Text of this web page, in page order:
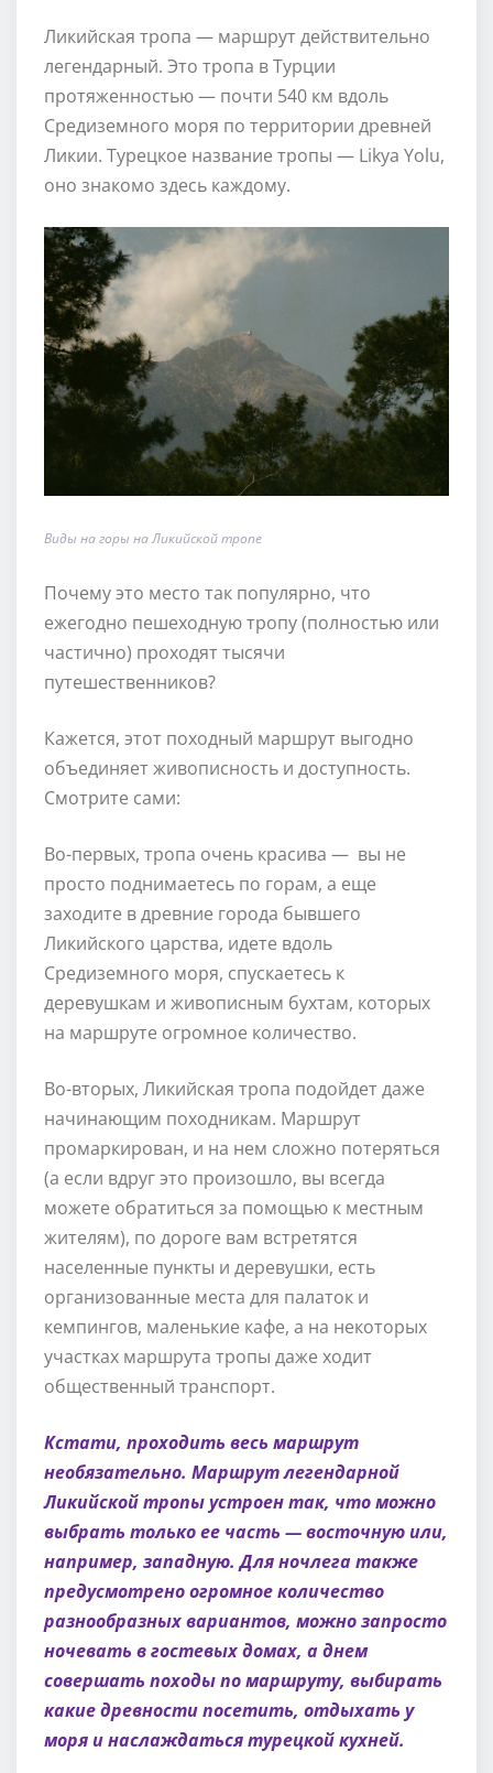
Ликийская тропа — маршрут действительно
легендарный. Это тропа в Турции
протяженностью — почти 540 км вдоль
Средиземного моря по территории древней
Ликии. Турецкое название тропы — Likya Yolu,
оно знакомо здесь каждому.
Виды на горы на Ликийской тропе
Почему это место так популярно, что
ежегодно пешеходную тропу (полностью или
частично) проходят тысячи
путешественников?
Кажется, этот походный маршрут выгодно
объединяет живописность и доступность.
Смотрите сами:
Во-первых, тропа очень красива — вы не
просто поднимаетесь по горам, а еще
заходите в древние города бывшего
Ликийского царства, идете вдоль
Средиземного моря, спускаетесь к
деревушкам и живописным бухтам, которых
на маршруте огромное количество.
Во-вторых, Ликийская тропа подойдет даже
начинающим походникам. Маршрут
промаркирован, и на нем сложно потеряться
(а если вдруг это произошло, вы всегда
можете обратиться за помощью к местным
жителям), по дороге вам встретятся
населенные пункты и деревушки, есть
организованные места для палаток и
кемпингов, маленькие кафе, а на некоторых
участках маршрута тропы даже ходит
общественный транспорт.
Кстати, проходить весь маршрут
необязательно. Маршрут легендарной
Ликийской тропы устроен так, что можно
выбрать только ее часть — восточную или,
например, западную. Для ночлега также
предусмотрено огромное количество
разнообразных вариантов, можно запросто
ночевать в гостевых домах, а днем
совершать походы по маршруту, выбирать
какие древности посетить, отдыхать у
моря и наслаждаться турецкой кухней.